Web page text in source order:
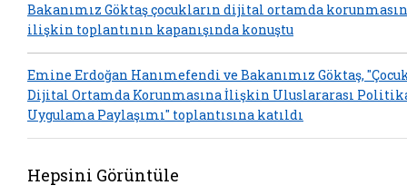
Bakanımız Göktaş çocukların dijital ortamda
ilişkin toplantının kapanışında konuştu
Emine Erdoğan Hanımefendi ve Bakanımız Göktaş,
Dijital Ortamda Korunmasına İlişkin Uluslararası
Uygulama Paylaşımı" toplantısına katıldı
Hepsini Görüntüle